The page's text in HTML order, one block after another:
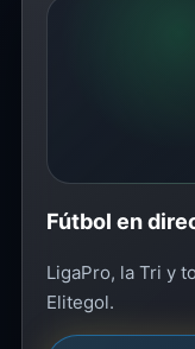
Fútbol en
LigaPro, la Tri y
Elitegol.